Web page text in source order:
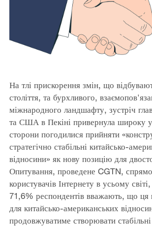
На тлі прискорення змін, що
століття, та бурхливого,
міжнародного ландшафту, зустріч
та США в Пекіні привернула широку
сторони погодилися прийняти
стратегічно стабільні китайсько-
відносини» як нову позицію для
Опитування, проведене CGTN,
користувачів Інтернету в усьому
71,6% респондентів вважають, що ця
для китайсько-американських
продовжуватиме створювати